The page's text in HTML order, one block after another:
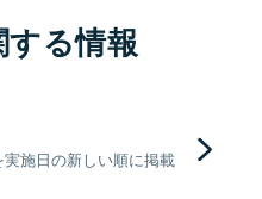
る情報
施日の新しい順に掲載